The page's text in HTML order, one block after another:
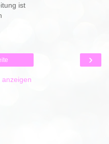
ist
›
anzeigen